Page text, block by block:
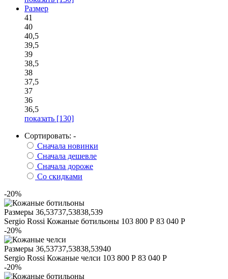
Размер
41
40
40,5
39,5
39
38,5
38
37,5
37
36
36,5
показать [130]
Сортировать: -
Сначала новинки
Сначала дешевле
Сначала дороже
Со скидками
-20%
Размеры 36,53737,53838,539
Sergio Rossi Кожаные ботильоны 103 800 Р 83 040 Р
-20%
Размеры 36,53737,53838,53940
Sergio Rossi Кожаные челси 103 800 Р 83 040 Р
-20%